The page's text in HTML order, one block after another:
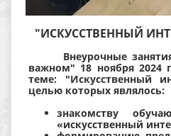
"ИСКУССТВЕННЫЙ
Внеурочные занятия
важном" 18 ноября 2024
теме: "Искусственный
целью которых являлось:
знакомству
«искусственный